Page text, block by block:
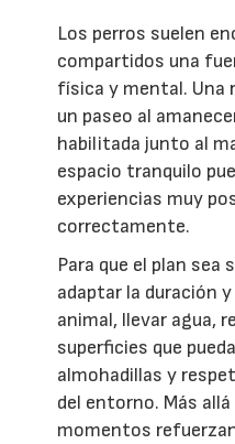
Los perros suelen
compartidos una
física y mental. Una
un paseo al
habilitada junto al
espacio tranquilo
experiencias muy
correctamente.
Para que el plan sea
adaptar la duración
animal, llevar agua,
superficies que
almohadillas y
del entorno. Más
momentos